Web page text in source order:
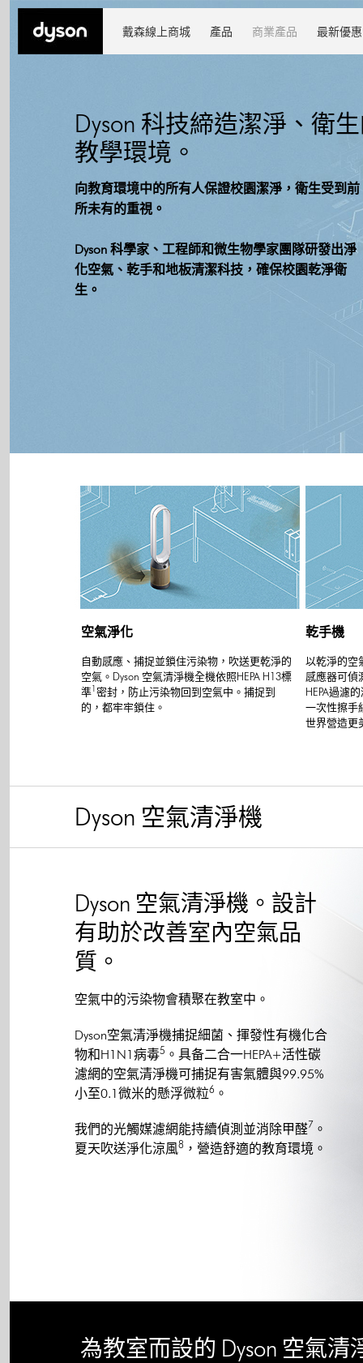
戴森線上商城 產品 商業產品 最新優惠
Dyson 科技締造潔淨、衛
教學環境。
向教育環境中的所有人保證校園潔淨，衛生受到前
所未有的重視。
Dyson 科學家、工程師和微生物學家團隊研發出淨
化空氣、乾手和地板清潔科技，確保校園乾淨衛
生。
空氣淨化
自動感應、捕捉並鎖住污染物，吹送更乾淨的
空氣。Dyson 空氣清淨機全機依照HEPA H13標
準1 密封，防止污染物回到空氣中。捕捉到
的，都牢牢鎖住。
乾手機
以乾淨的空
感應器可偵
HEPA過濾
一次性擦手
世界營造更
Dyson 空氣清淨機
Dyson 空氣清淨機。設計
有助於改善室內空氣品
質。
空氣中的污染物會積聚在教室中。
Dyson空氣清淨機捕捉細菌、揮發性有機化合
物和H1N1病毒5 。具备二合一HEPA+活性碳
濾網的空氣清淨機可捕捉有害氣體與99.95%
小至0.1微米的懸浮微粒6 。
我們的光觸媒濾網能持續偵測並消除甲醛7 。
夏天吹送淨化涼風8 ，營造舒適的教育環境。
為教室而設的 Dyson 空氣清